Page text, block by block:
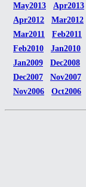
May2013
Apr2013
Apr2012
Mar2012
Mar2011
Feb2011
Feb2010
Jan2010
Jan2009
Dec2008
Dec2007
Nov2007
Nov2006
Oct2006